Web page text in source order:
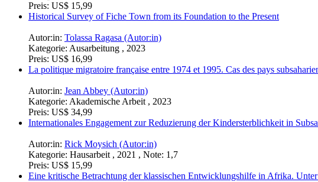
Preis: US$ 15,99
Historical Survey of Fiche Town from its Foundation to the Present
Autor:in: Tolassa Ragasa (Autor:in)
Kategorie: Ausarbeitung , 2023
Preis: US$ 16,99
La politique migratoire française entre 1974 et 1995. Cas des pays
Autor:in: Jean Abbey (Autor:in)
Kategorie: Akademische Arbeit , 2023
Preis: US$ 34,99
Internationales Engagement zur Reduzierung der Kindersterblichkeit in
Autor:in: Rick Moysich (Autor:in)
Kategorie: Hausarbeit , 2021 , Note: 1,7
Preis: US$ 15,99
Eine kritische Betrachtung der klassischen Entwicklungshilfe in Afrika.